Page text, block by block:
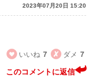
2023年07月20日 15:20
いいね 7 ダメ 7
このコメントに返信